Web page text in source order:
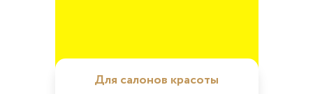
Для салонов красоты